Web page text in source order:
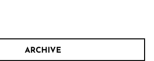
ARCHIVE